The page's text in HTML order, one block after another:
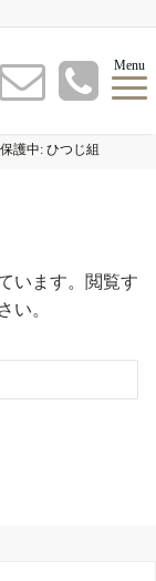
Menu
保護中: ひつじ組
います。閲覧す
い。